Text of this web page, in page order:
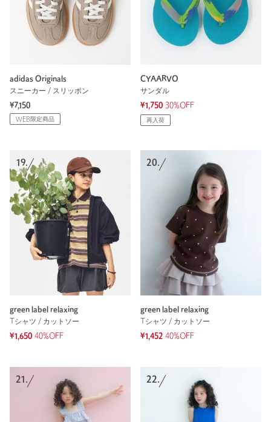
adidas Originals
スニーカー / スリッポン
¥7,150
WEB限定商品
CYAARVO
サンダル
¥1,750 30%OFF
再入荷
19.
green label relaxing
Tシャツ / カットソー
¥1,650 40%OFF
20.
green label relaxing
Tシャツ / カットソー
¥1,452 40%OFF
21. 22.